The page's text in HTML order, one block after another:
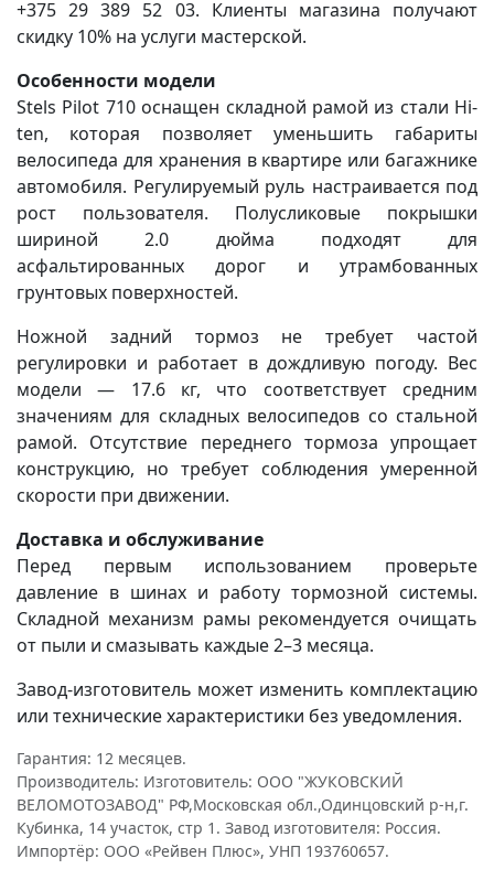
+375 29 389 52 03. Клиенты магазина получают
скидку 10% на услуги мастерской.
Особенности модели
Stels Pilot 710 оснащен складной рамой из стали Hi-
ten, которая позволяет уменьшить габариты
велосипеда для хранения в квартире или багажнике
автомобиля. Регулируемый руль настраивается под
рост пользователя. Полусликовые покрышки
шириной 2.0 дюйма подходят для
асфальтированных дорог и утрамбованных
грунтовых поверхностей.
Ножной задний тормоз не требует частой
регулировки и работает в дождливую погоду. Вес
модели — 17.6 кг, что соответствует средним
значениям для складных велосипедов со стальной
рамой. Отсутствие переднего тормоза упрощает
конструкцию, но требует соблюдения умеренной
скорости при движении.
Доставка и обслуживание
Перед первым использованием проверьте
давление в шинах и работу тормозной системы.
Складной механизм рамы рекомендуется очищать
от пыли и смазывать каждые 2–3 месяца.
Завод-изготовитель может изменить комплектацию
или технические характеристики без уведомления.
Гарантия: 12 месяцев.
Производитель: Изготовитель: ООО "ЖУКОВСКИЙ
ВЕЛОМОТОЗАВОД" РФ,Московская обл.,Одинцовский р-н,г.
Кубинка, 14 участок, стр 1. Завод изготовителя: Россия.
Импортёр: ООО «Рейвен Плюс», УНП 193760657.